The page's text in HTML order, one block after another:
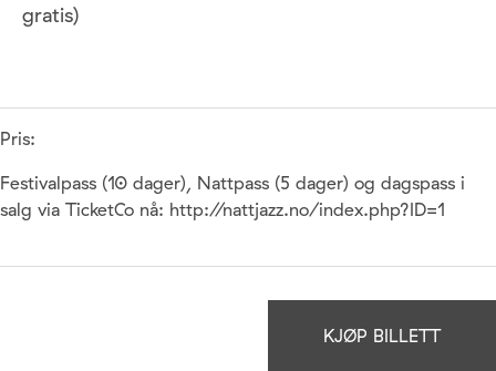
gratis)
Pris:
Festivalpass (10 dager), Nattpass (5 dager) og dagspass i
salg via TicketCo nå: http://nattjazz.no/index.php?ID=1
KJØP BILLETT